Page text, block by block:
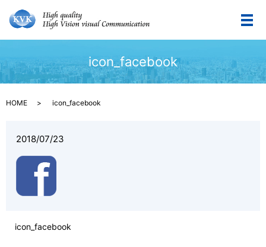
メ
icon_facebook
HOME icon_facebook
2018/07/23
icon_facebook